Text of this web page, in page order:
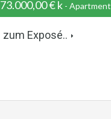
73.000,00 € k - Apartment
zum Exposé..